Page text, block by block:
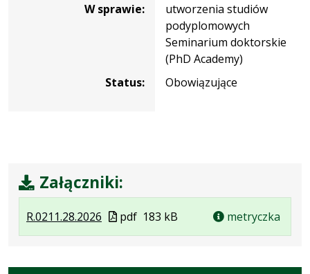
W sprawie:
utworzenia studiów
podyplomowych
Seminarium doktorskie
(PhD Academy)
Status:
Obowiązujące
Załączniki:
R.0211.28.2026
Plik
formacie:
Rozmiar
183
Otwiera
w
Plik
w
pdf 183 kB metryczka